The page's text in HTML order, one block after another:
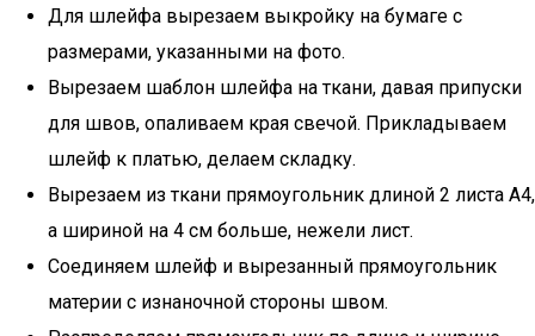
Для шлейфа вырезаем выкройку на бумаге с
размерами, указанными на фото.
Вырезаем шаблон шлейфа на ткани, давая припуски
для швов, опаливаем края свечой. Прикладываем
шлейф к платью, делаем складку.
Вырезаем из ткани прямоугольник длиной 2 листа А4,
а шириной на 4 см больше, нежели лист.
Соединяем шлейф и вырезанный прямоугольник
материи с изнаночной стороны швом.